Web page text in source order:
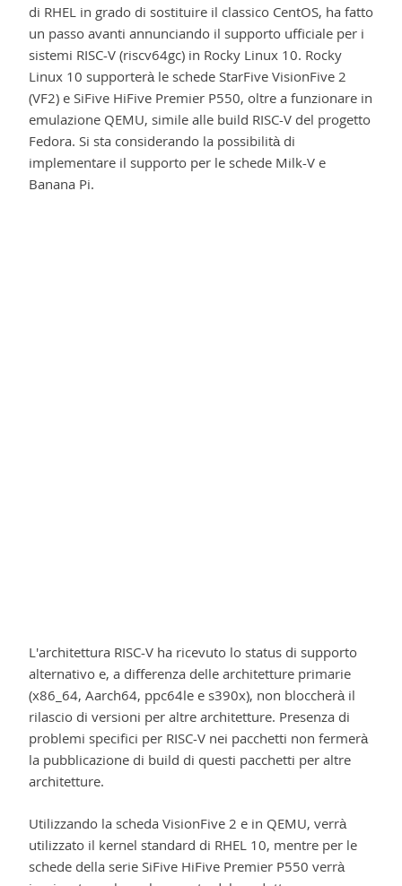
di RHEL in grado di sostituire il classico CentOS, ha fatto
un passo avanti annunciando il supporto ufficiale per i
sistemi RISC-V (riscv64gc) in Rocky Linux 10. Rocky
Linux 10 supporterà le schede StarFive VisionFive 2
(VF2) e SiFive HiFive Premier P550, oltre a funzionare in
emulazione QEMU, simile alle build RISC-V del progetto
Fedora. Si sta considerando la possibilità di
implementare il supporto per le schede Milk-V e
Banana Pi.
L'architettura RISC-V ha ricevuto lo status di supporto
alternativo e, a differenza delle architetture primarie
(x86_64, Aarch64, ppc64le e s390x), non bloccherà il
rilascio di versioni per altre architetture. Presenza di
problemi specifici per RISC-V nei pacchetti non fermerà
la pubblicazione di build di questi pacchetti per altre
architetture.
Utilizzando la scheda VisionFive 2 e in QEMU, verrà
utilizzato il kernel standard di RHEL 10, mentre per le
schede della serie SiFive HiFive Premier P550 verrà